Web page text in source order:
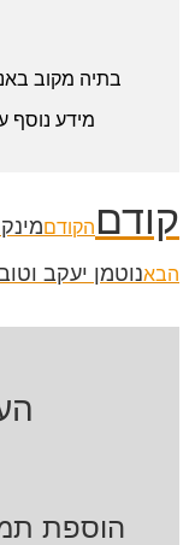
בתיה מקוב
מידע נוסף
קודם הקודם
הבאנוטמן יעקב
הוספת